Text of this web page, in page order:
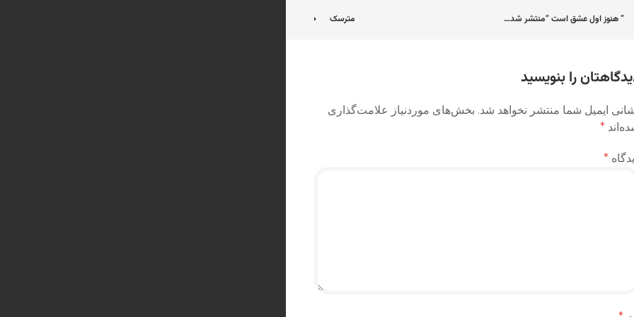
” هنوز اول عشق است “منتشر شد… مترسک
را بنویسید
ایمیل شما منتشر نخواهد شد. بخش‌های موردنیاز علامت‌گذاری
*
*